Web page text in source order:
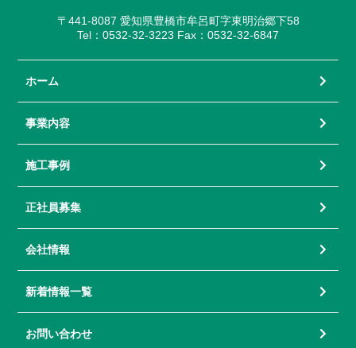
〒441-8087 愛知県豊橋市牟呂町字東明治郷下58
Tel：0532-32-3223 Fax：0532-32-6847
ホーム
事業内容
施工事例
正社員募集
会社情報
新着情報一覧
お問い合わせ